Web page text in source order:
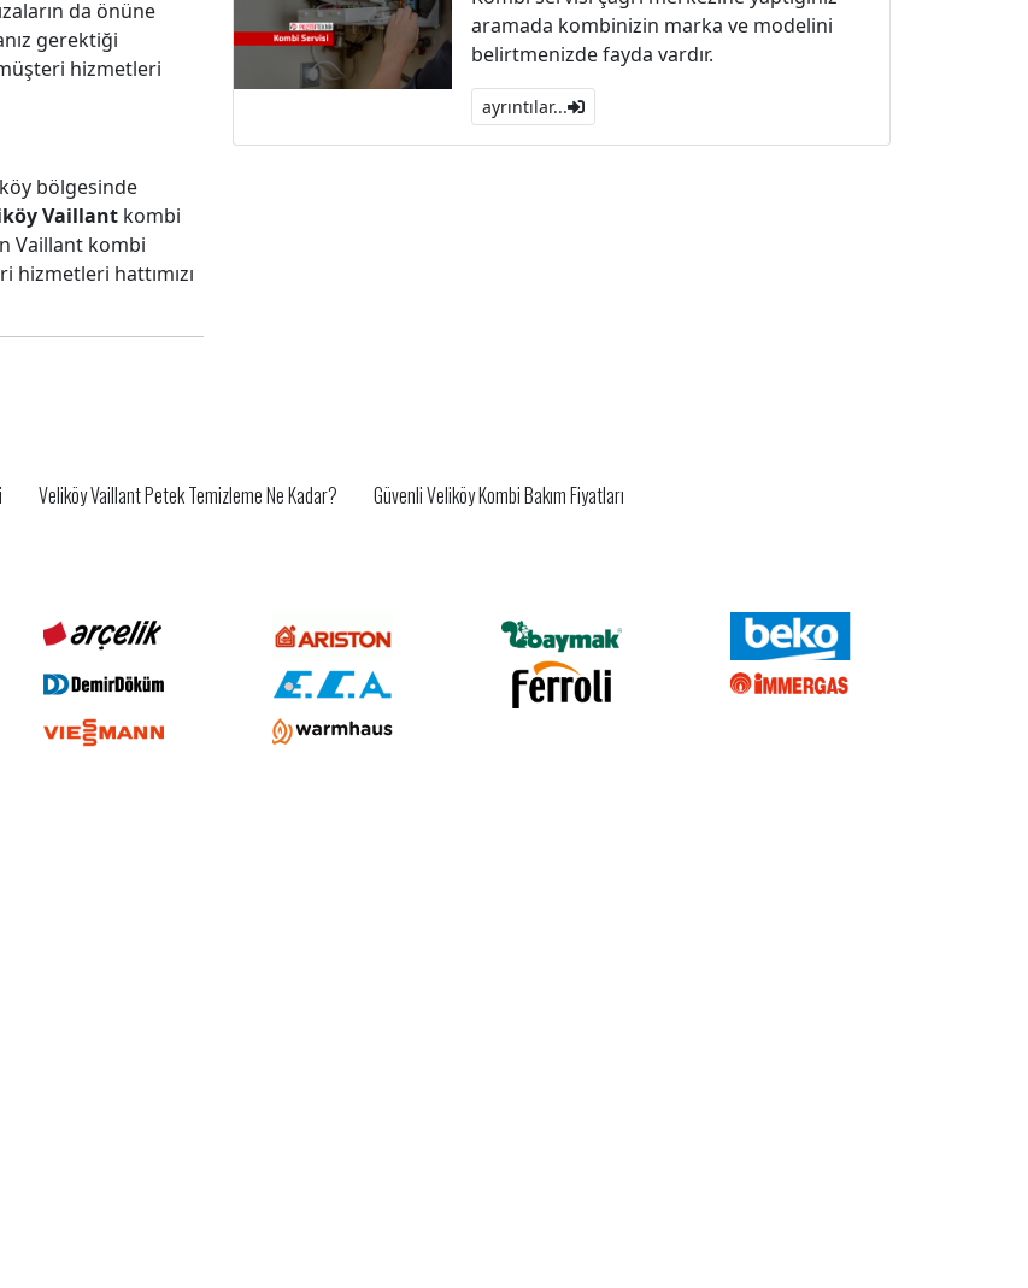
da önüne
gerektiği
hizmetleri
bölgesinde
Vaillant kombi
Vaillant kombi
hizmetleri hattımızı
aramada kombinizin marka ve modelini
belirtmenizde fayda vardır.
ayrıntılar...
Veliköy Vaillant Petek Temizleme Ne Kadar? Güvenli Veliköy Kombi Bakım Fiyatları